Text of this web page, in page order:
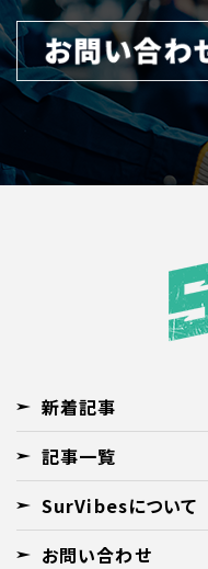
新着記事
記事一覧
SurVibesについて
お問い合わせ